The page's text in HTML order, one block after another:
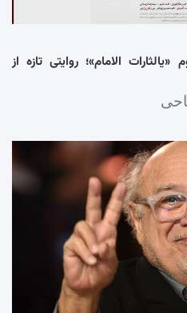
الامام»؛ روایتی تازه از